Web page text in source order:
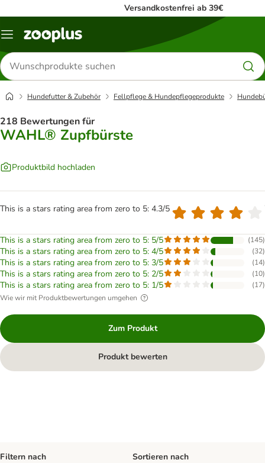
Versandkostenfrei ab 39€
Menü
Produkte
suchen
Hundefutter & Zubehör Fellpflege & Hundepflegeprodukte
218 Bewertungen für
WAHL® Zupfbürste
Produktbild hochladen
This is a stars rating area from zero to 5: 4.3/5
This is a stars rating area from zero to 5: 5/5 (145)
This is a stars rating area from zero to 5: 4/5 (32)
This is a stars rating area from zero to 5: 3/5 (14)
This is a stars rating area from zero to 5: 2/5 (10)
This is a stars rating area from zero to 5: 1/5 (17)
Wie wir mit Produktbewertungen umgehen
Zum Produkt
Produkt bewerten
Filtern nach Sortieren nach